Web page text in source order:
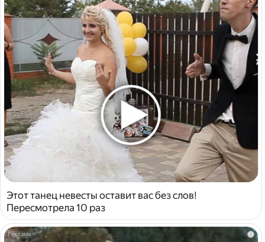
Этот танец невесты оставит вас без слов!
Пересмотрела 10 раз
i